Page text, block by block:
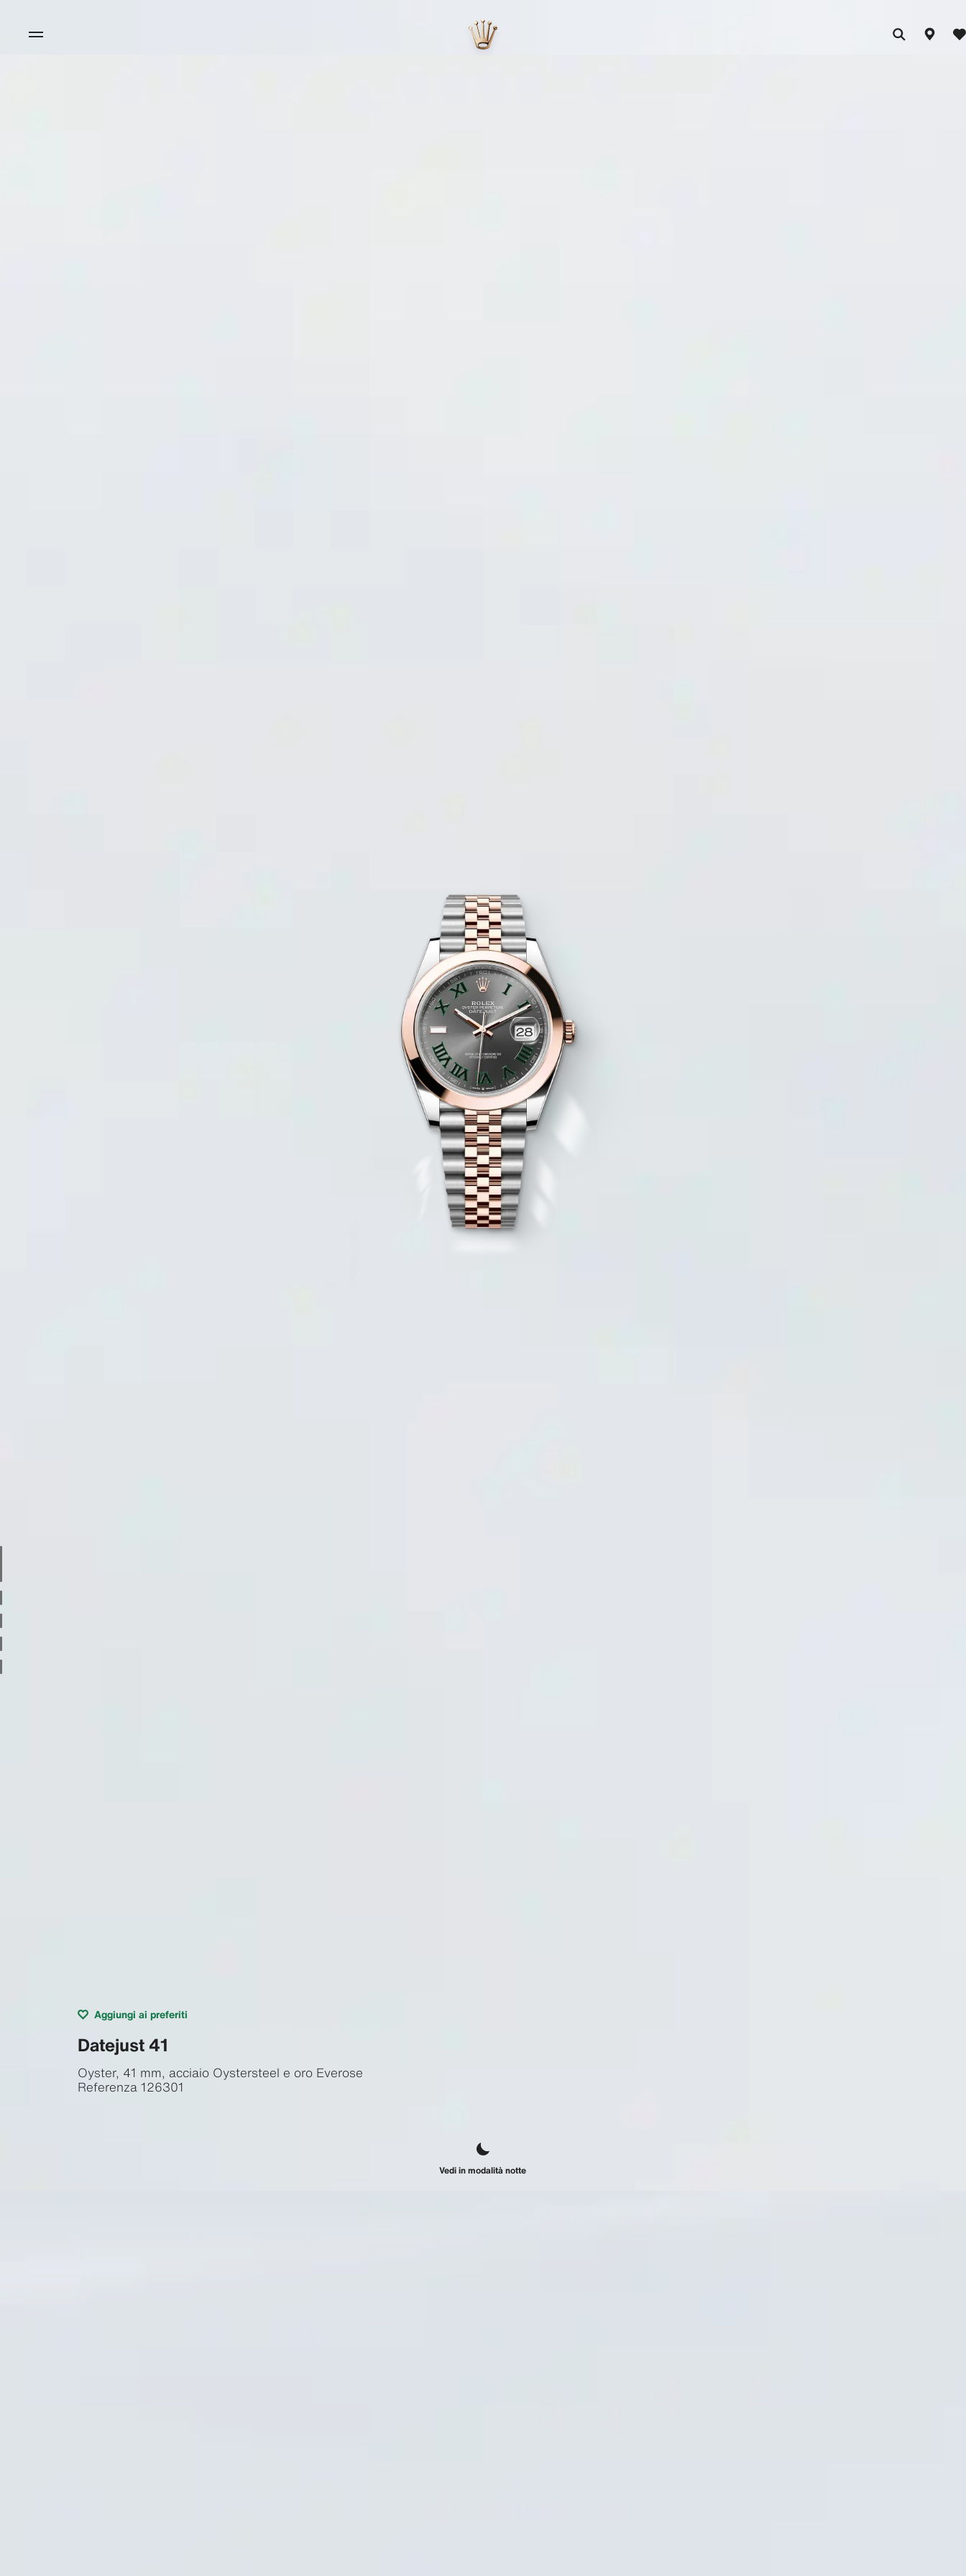
Aggiungi ai preferiti
Datejust 41
Oyster, 41 mm, acciaio Oystersteel e oro Everose
Referenza 126301
Vedi in modalità notte